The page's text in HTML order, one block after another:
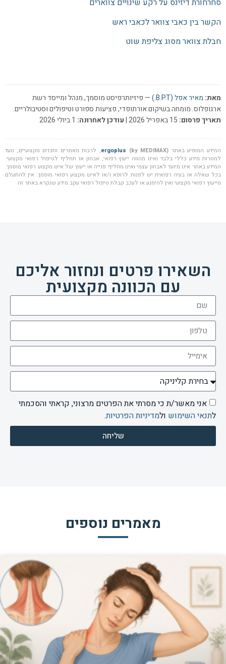
סחרחורת דיזינס על רקע שינויים צווארים
הקשר בין כאבי צוואר לכאבי ראש
חבלת צוואר מסוג צליפת שוט
מאת: מאיר אפל (B.P.T.)
— פיזיותרפיסט מוסמך, מנהל ומייסד רשת
ארגופלוס. מומחה בשיקום אורתופדי, פציעות ספורט וטיפולים וסטיבולריים.
תאריך פרסום:
עודכן לאחרונה:
המידע המופיע באתר ergoplus (by MEDIMAX)
, לרבות מאמרים ותכנים מקצועיים, נועד
למטרות מידע כללי בלבד ואינו מהווה ייעוץ רפואי, אבחון או תחליף לטיפול רפואי מקצועי.
המידע באתר אינו מיועד לאבחון עצמי ואינו מחליף פנייה או ייעוץ של איש מקצוע רפואי מוסמך.
בכל שאלה או בעיה רפואית יש לפנות לרופא ו/או לאיש מקצוע רפואי מוסמך. אין להתעלם
מייעוץ רפואי מקצועי ואין להימנע או לעכב קבלת טיפול רפואי עקב מידע שנקרא באתר זה
השאירו פרטים ונחזור אליכם
עם הכוונה מקצועית
אני מאשר/ת כי מסרתי את הפרטים מרצוני, קראתי והסכמתי
לתנאי השימוש ולמדיניות הפרטיות.
שליחה
מאמרים נוספים